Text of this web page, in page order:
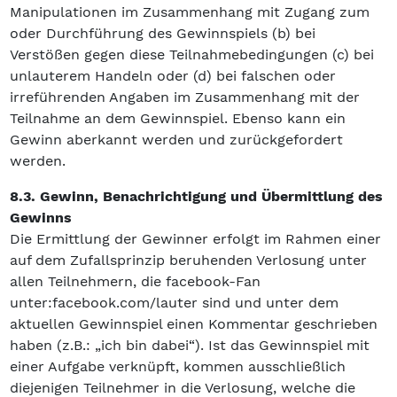
Manipulationen im Zusammenhang mit Zugang zum
oder Durchführung des Gewinnspiels (b) bei
Verstößen gegen diese Teilnahmebedingungen (c) bei
unlauterem Handeln oder (d) bei falschen oder
irreführenden Angaben im Zusammenhang mit der
Teilnahme an dem Gewinnspiel. Ebenso kann ein
Gewinn aberkannt werden und zurückgefordert
werden.
8.3. Gewinn, Benachrichtigung und Übermittlung des
Gewinns
Die Ermittlung der Gewinner erfolgt im Rahmen einer
auf dem Zufallsprinzip beruhenden Verlosung unter
allen Teilnehmern, die facebook-Fan
unter:facebook.com/lauter sind und unter dem
aktuellen Gewinnspiel einen Kommentar geschrieben
haben (z.B.: „ich bin dabei“). Ist das Gewinnspiel mit
einer Aufgabe verknüpft, kommen ausschließlich
diejenigen Teilnehmer in die Verlosung, welche die